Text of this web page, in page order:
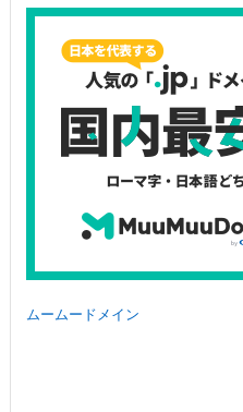
ムームードメイン